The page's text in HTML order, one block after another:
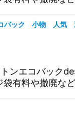
コバック 小物 人気
ンエコバック
袋有料や撤廃な